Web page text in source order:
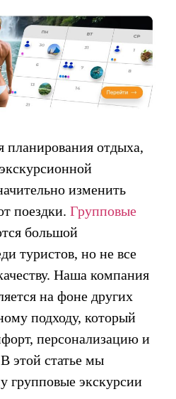
планирования отдыха,
изменить
поездки. Групповые
большой
туристов, но не все
Наша компания
на фоне других
подходу, который
персонализацию и
этой статье мы
групповые экскурсии